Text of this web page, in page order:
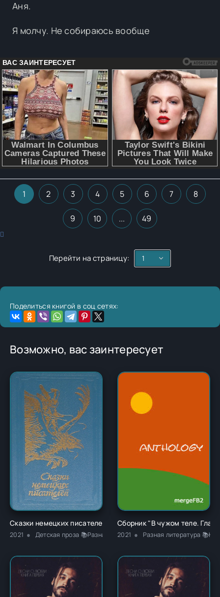
Аня.
Я молчу. Не собираюсь вообще
1 2 3 4 5 6 7 8
9 10 ... 49
Перейти на страницу:
Поделиться книгой в соц сетях:
Возможно, вас заинтересует
Сказки немецких писателей - Новалис
2021 Детская проза 📚Разная литература
Сборник "В чужом теле.
2021 Разная литература